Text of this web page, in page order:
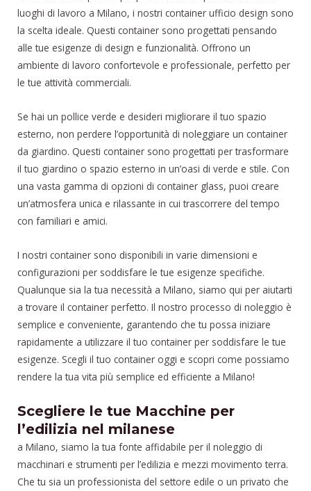
luoghi di lavoro a Milano, i nostri container ufficio design sono
la scelta ideale. Questi container sono progettati pensando
alle tue esigenze di design e funzionalità. Offrono un
ambiente di lavoro confortevole e professionale, perfetto per
le tue attività commerciali.
Se hai un pollice verde e desideri migliorare il tuo spazio
esterno, non perdere l’opportunità di noleggiare un container
da giardino. Questi container sono progettati per trasformare
il tuo giardino o spazio esterno in un’oasi di verde e stile. Con
una vasta gamma di opzioni di container glass, puoi creare
un’atmosfera unica e rilassante in cui trascorrere del tempo
con familiari e amici.
I nostri container sono disponibili in varie dimensioni e
configurazioni per soddisfare le tue esigenze specifiche.
Qualunque sia la tua necessità a Milano, siamo qui per aiutarti
a trovare il container perfetto. Il nostro processo di noleggio è
semplice e conveniente, garantendo che tu possa iniziare
rapidamente a utilizzare il tuo container per soddisfare le tue
esigenze. Scegli il tuo container oggi e scopri come possiamo
rendere la tua vita più semplice ed efficiente a Milano!
Scegliere le tue Macchine per
l’edilizia nel milanese
a Milano, siamo la tua fonte affidabile per il noleggio di
macchinari e strumenti per l’edilizia e mezzi movimento terra.
Che tu sia un professionista del settore edile o un privato che